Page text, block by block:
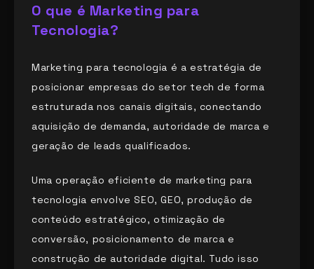
O que é Marketing para
Tecnologia?
Marketing para tecnologia é a estratégia de
posicionar empresas do setor tech de forma
estruturada nos canais digitais, conectando
aquisição de demanda, autoridade de marca e
geração de leads qualificados.
Uma operação eficiente de marketing para
tecnologia envolve SEO, GEO, produção de
conteúdo estratégico, otimização de
conversão, posicionamento de marca e
construção de autoridade digital. Tudo isso